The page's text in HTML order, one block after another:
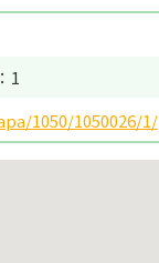
1
1050/1050026/1/